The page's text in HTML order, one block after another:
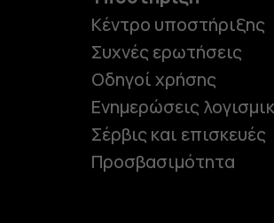
Κέντρο υποστήριξης
Συχνές ερωτήσεις
Οδηγοί χρήσης
Ενημερώσεις
Σέρβις και επισκευές
Προσβασιμότητα